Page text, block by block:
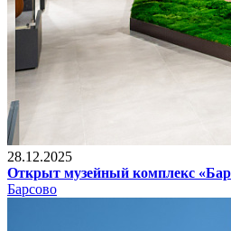
28.12.2025
Открыт музейный комплекс
Барсово